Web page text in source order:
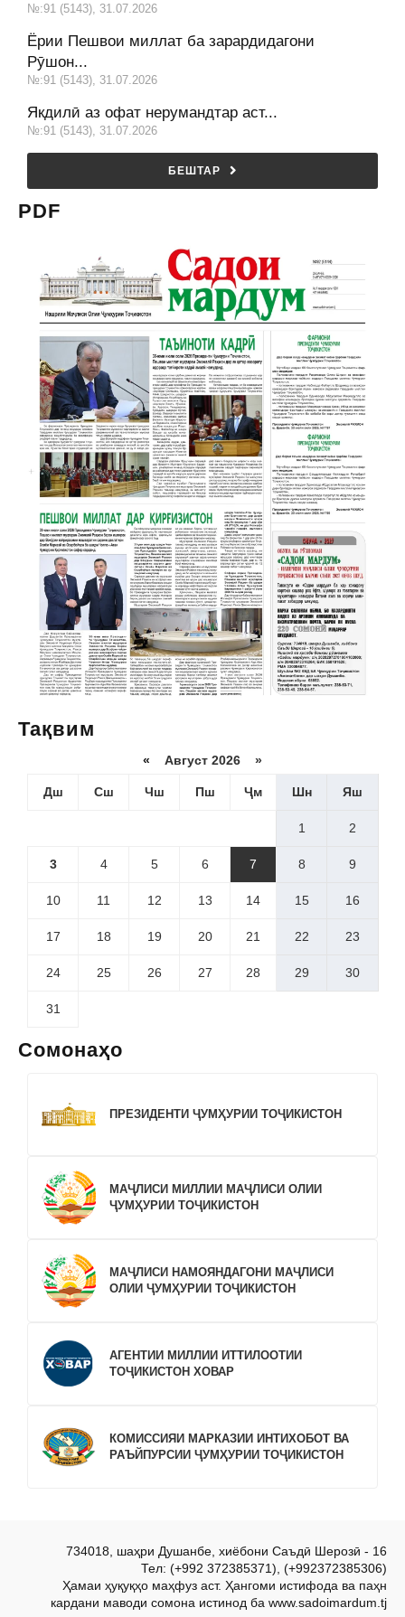
№:91 (5143), 31.07.2026
Ёрии Пешвои миллат ба зарардидагони
Рӯшон...
№:91 (5143), 31.07.2026
Якдилӣ аз офат нерумандтар аст...
№:91 (5143), 31.07.2026
БЕШТАР
PDF
Тақвим
« Август 2026 »
Дш Сш Чш Пш Ҷм Шн Яш
1 2
3 4 5 6 7 8 9
10 11 12 13 14 15 16
17 18 19 20 21 22 23
24 25 26 27 28 29 30
31
Сомонаҳо
ПРЕЗИДЕНТИ ҶУМҲУРИИ ТОҶИКИСТОН
МАҶЛИСИ МИЛЛИИ МАҶЛИСИ ОЛИИ
ҶУМҲУРИИ ТОҶИКИСТОН
МАҶЛИСИ НАМОЯНДАГОНИ МАҶЛИСИ
ОЛИИ ҶУМҲУРИИ ТОҶИКИСТОН
АГЕНТИИ МИЛЛИИ ИТТИЛООТИИ
ТОҶИКИСТОН ХОВАР
КОМИССИЯИ МАРКАЗИИ ИНТИХОБОТ ВА
РАЪЙПУРСИИ ҶУМҲУРИИ ТОҶИКИСТОН
734018, шаҳри Душанбе, хиёбони Саъдӣ Шерозӣ - 16
Тел: (+992 372385371), (+992372385306)
Ҳамаи ҳуқуқҳо маҳфуз аст. Ҳангоми истифода ва паҳн
кардани маводи сомона истинод ба www.sadoimardum.tj